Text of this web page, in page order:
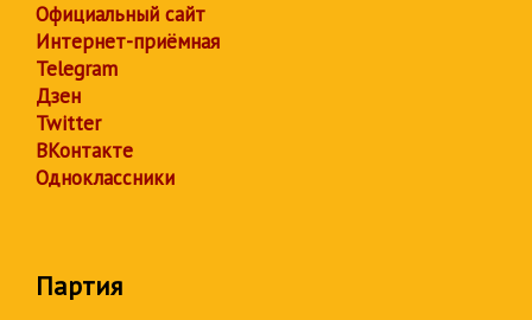
Официальный сайт
Интернет-приёмная
Telegram
Дзен
Twitter
ВКонтакте
Одноклассники
Партия